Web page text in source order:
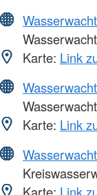
Wasserwacht
Karte: Link
Wasserwacht
Karte: Link
Wasserwacht
Karte: Link